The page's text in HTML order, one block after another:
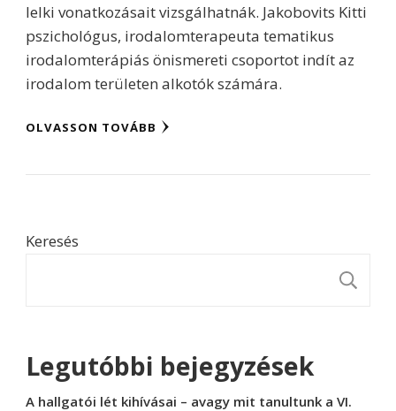
lelki vonatkozásait vizsgálhatnák. Jakobovits Kitti
pszichológus, irodalomterapeuta tematikus
irodalomterápiás önismereti csoportot indít az
irodalom területen alkotók számára.
OLVASSON TOVÁBB
Keresés
Legutóbbi bejegyzések
A hallgatói lét kihívásai – avagy mit tanultunk a VI.